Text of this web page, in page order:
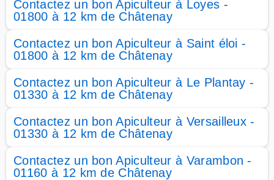
Contactez un bon Apiculteur à Loyes -
01800 à 12 km de Châtenay
Contactez un bon Apiculteur à Saint éloi -
01800 à 12 km de Châtenay
Contactez un bon Apiculteur à Le Plantay -
01330 à 12 km de Châtenay
Contactez un bon Apiculteur à Versailleux -
01330 à 12 km de Châtenay
Contactez un bon Apiculteur à Varambon -
01160 à 12 km de Châtenay